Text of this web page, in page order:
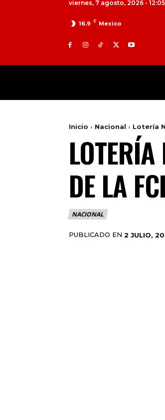
viernes, 7 agosto, 2026 -
16.9 C Mexico
TOLUCA 98.9 FM |
Inicio Nacional Lotería
DE LA
NACIONAL
PUBLICADO EN 2 JULIO,